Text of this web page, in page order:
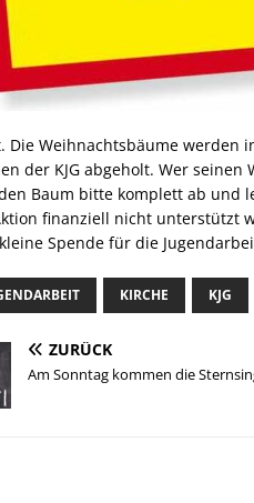
Die Weihnachtsbäume werden
der KJG abgeholt. Wer
Baum bitte komplett ab und
finanziell nicht unterstützt
Spende für die
KIRCHE KJG
ZURÜCK
Am Sonntag kommen die